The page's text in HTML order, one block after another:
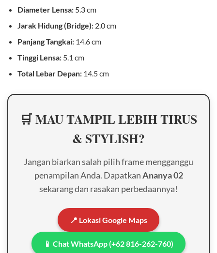
Diameter Lensa:5.3 cm
Jarak Hidung (Bridge):2.0 cm
Panjang Tangkai:14.6 cm
Tinggi Lensa:5.1 cm
Total Lebar Depan:14.5 cm
🛒 MAU TAMPIL LEBIH TIRUS
& STYLISH?
Jangan biarkan salah pilih frame mengganggu
penampilan Anda. DapatkanAnanya 02
sekarang dan rasakan perbedaannya!
📍 Lokasi Google Maps
📱 Chat WhatsApp (+62 816-262-760)